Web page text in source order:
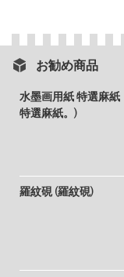
お勧め商品
水墨画用紙 特選麻
特選麻紙。)
羅紋硯 (羅紋硯)